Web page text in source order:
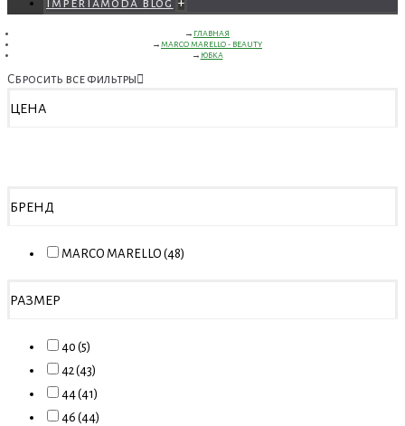
imperiamoda blog +
ГЛАВНАЯ
MARCO MARELLO - BEAUTY
ЮБКА
Сбросить все фильтры
ЦЕНА
БРЕНД
MARCO MARELLO (48)
РАЗМЕР
40 (5)
42 (43)
44 (41)
46 (44)